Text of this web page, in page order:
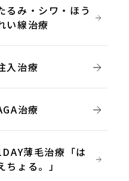
るみ・シワ・ほう
い線治療
入治療
治療
薄毛治療「は
ちょる。」